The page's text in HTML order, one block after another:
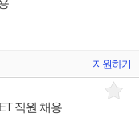
지원하기
직원 채용